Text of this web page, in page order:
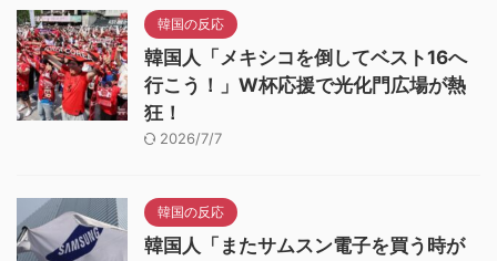
韓国の反応
韓国人「メキシコを倒してベスト16へ
行こう！」W杯応援で光化門広場が熱
狂！
2026/7/7
韓国の反応
韓国人「またサムスン電子を買う時が